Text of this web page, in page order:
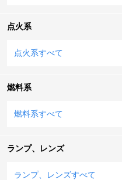
点火系
点火系すべて
燃料系
燃料系すべて
ランプ、レンズ
ランプ、レンズすべて